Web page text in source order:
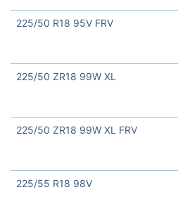
225/50 R18 95V FRV
225/50 ZR18 99W XL
225/50 ZR18 99W XL FRV
225/55 R18 98V